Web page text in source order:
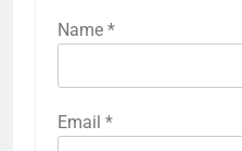
Name *
Email *